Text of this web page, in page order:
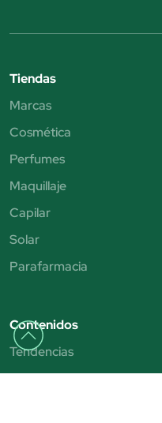
Tiendas
Marcas
Cosmética
Perfumes
Maquillaje
Capilar
Solar
Parafarmacia
Contenidos
Tendencias
Consejos y tutoriales